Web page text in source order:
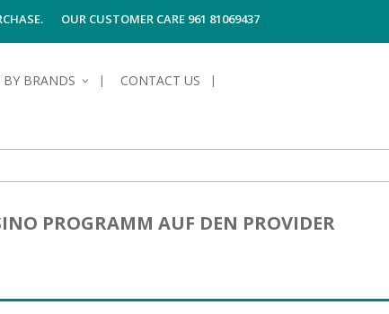
OUR CUSTOMER CARE 961 81069437
BY BRANDS CONTACT US
PROGRAMM AUF DEN PROVIDER